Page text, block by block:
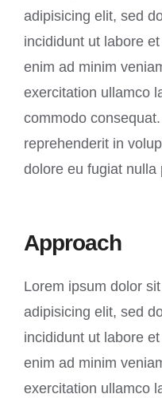
adipisicing elit, sed
incididunt ut labore
enim ad minim
exercitation ullamco
commodo
reprehenderit in
dolore eu fugiat nulla
Approach
Lorem ipsum dolor
adipisicing elit, sed
incididunt ut labore
enim ad minim
exercitation ullamco